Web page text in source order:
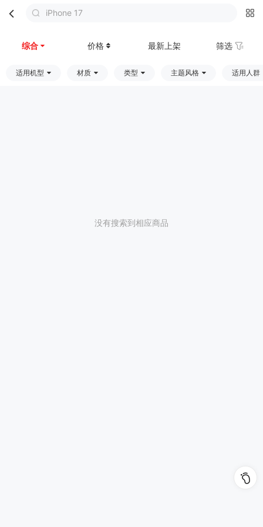
iPhone 17
综合 价格 最新上架 筛选
适用机型 材质 类型 主题风格 适用人群
没有搜索到相应商品